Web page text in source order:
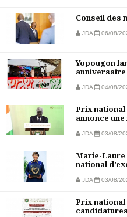
Conseil des
JDA 06/08/
Yopougon
anniversaire
JDA 04/08/
Prix national
annonce
JDA 03/08/
Marie-Laure
national
JDA 03/08/
Prix national